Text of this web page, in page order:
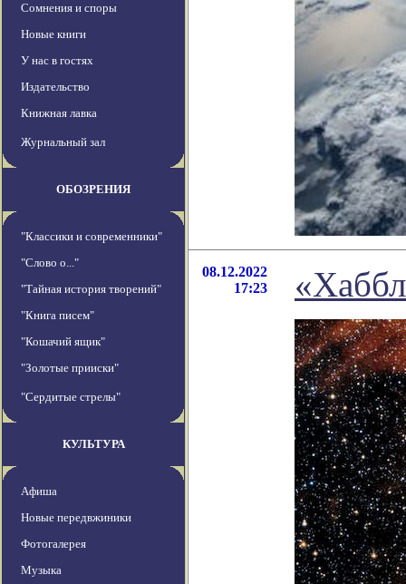
Сомнения и споры
Новые книги
У нас в гостях
Издательство
Книжная лавка
Журнальный зал
ОБОЗРЕНИЯ
"Классики и современники"
"Слово о..."
"Тайная история творений"
"Книга писем"
"Кошачий ящик"
"Золотые прииски"
"Сердитые стрелы"
КУЛЬТУРА
Афиша
Новые передвжиники
Фотогалерея
Музыка
08.12.2022
17:23